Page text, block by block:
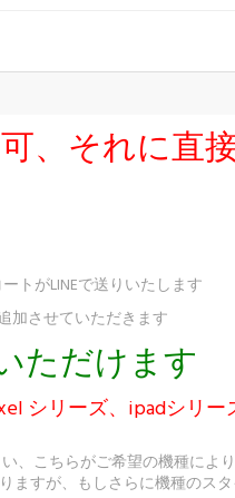
、それに直
トがLINEで送りいたします
加させていただきます
ただけます
シリーズ、ipadシリ
、こちらがご希望の機種によ
ますが、もしさらに機種のス